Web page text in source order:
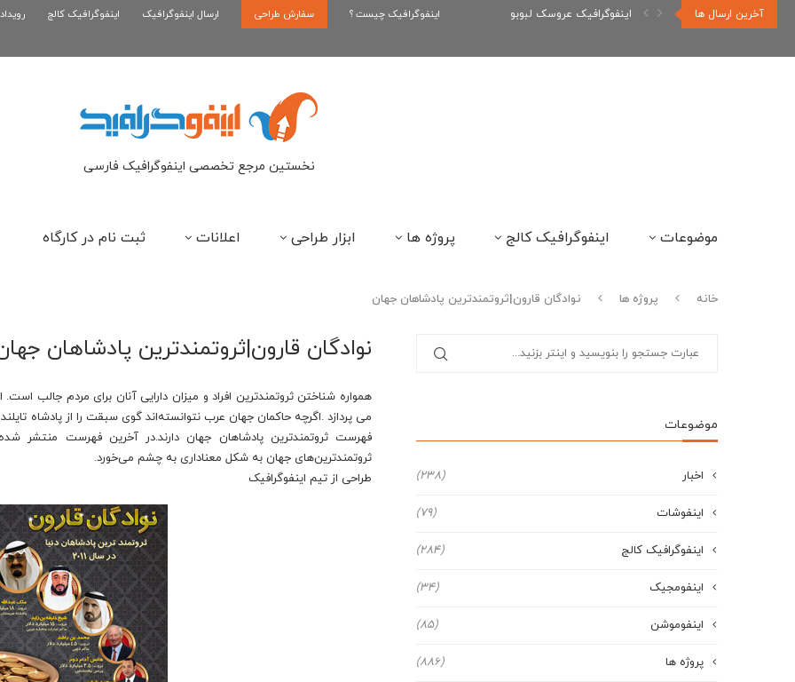
آخرین ارسال ها اینفوگرافیک عروسک لبوبو اینفوگرافیک رپر های فارسی نسل... اینفوگرافیک چیست ؟ سفارش طراحی ارسال اینفوگرافیک اینفوگرافیک کالج
نخستین مرجع تخصصی اینفوگرافیک فارسی
موضوعات اینفوگرافیک کالج پروژه ها ابزار طراحی اعلانات ثبت نام در کارگاه
خانه پروژه ها نوادگان قارون|ثروتمندترین پادشاهان جهان
نوادگان قارون|ثروتمندترین پادشاهان
می پردازد .اگرچه حاکمان جهان عرب نتوانسته‌اند گوی سبقت را از پادشاه
فهرست ثروتمندترین پادشاهان جهان دارند.در آخرین فهرست
ثروتمندترین‌های جهان به شکل معناداری به چشم می‌خورد.
طراحی از تیم اینفوگرافیک
موضوعات
اخبار (238)
اینفوشات (79)
اینفوگرافیک کالج (284)
اینفومجیک (34)
اینفوموشن (85)
پروژه ها (886)